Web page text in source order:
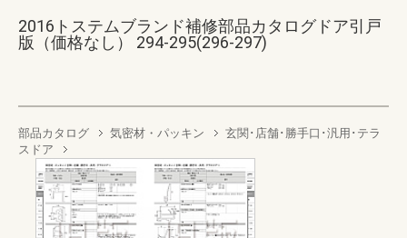
2016トステムブランド補修部品カタログドア引戸
版（価格なし） 294-295(296-297)
部品カタログ 気密材・パッキン
玄関･店舗･勝手口･汎用･テラ
スドア